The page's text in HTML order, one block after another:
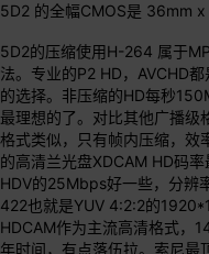
5D2 的全幅CMOS是 36mm
5D2的压缩使用H-264 属于
法。专业的P2 HD，AVCHD
的选择。非压缩的HD每秒
最理想的了。对比其他广播
格式类似，只有帧内压缩，
的高清兰光盘XDCAM HD码
HDV的25Mbps好一些，分辨
422也就是YUV 4:2:2的
HDCAM作为主流高清格式，
年时间，有点落伍拉。索尼